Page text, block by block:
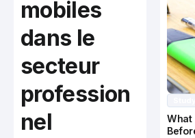
mobiles
dans le
secteur
profession
nel
What